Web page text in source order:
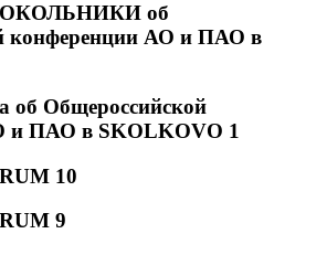
об
конференции АО и ПАО в
об Общероссийской
и ПАО в SKOLKOVO 1
10
9